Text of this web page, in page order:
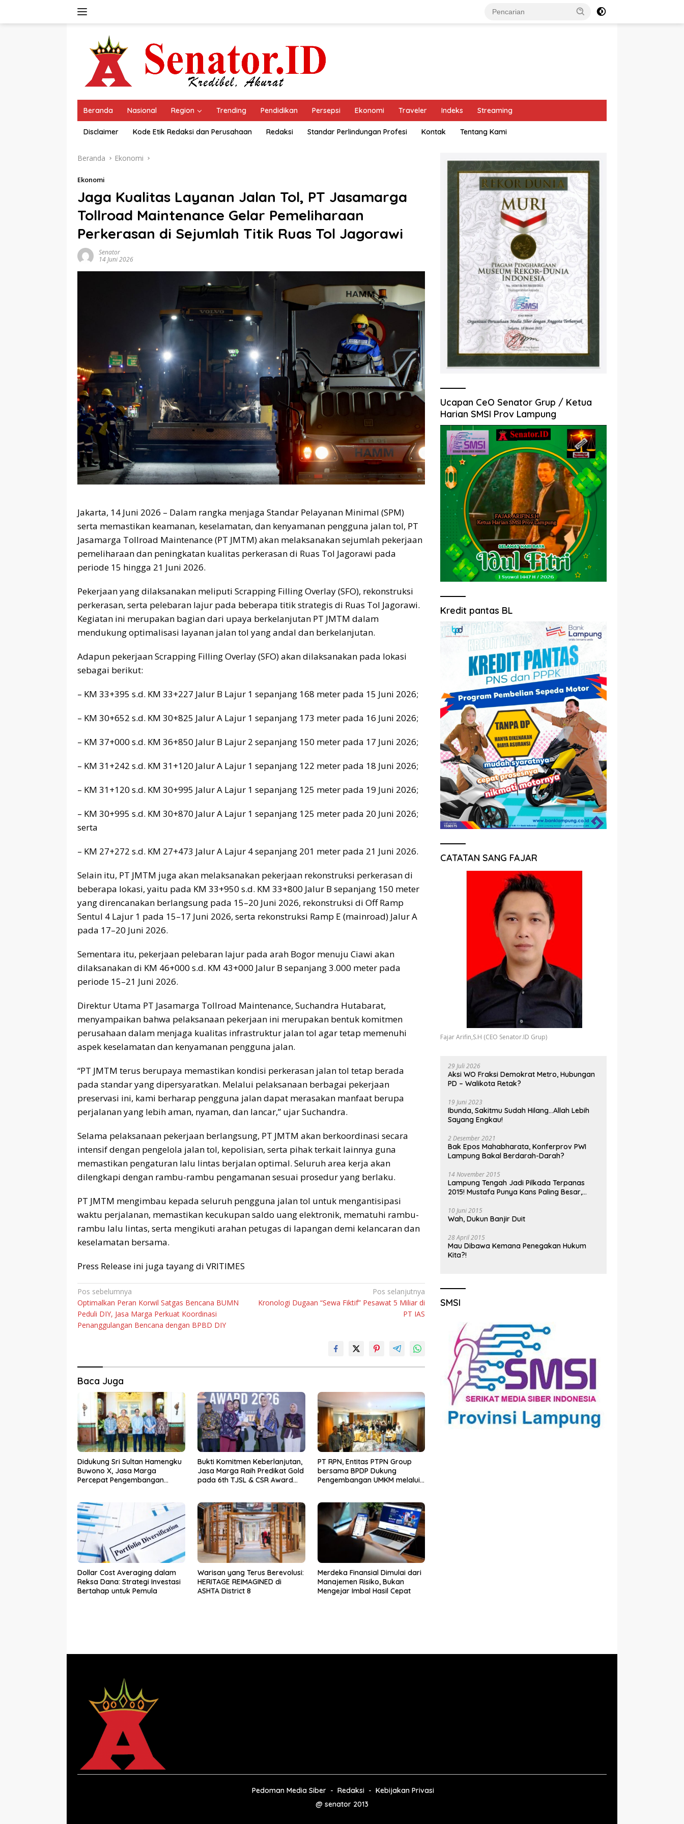
Beranda Nasional Region Trending Pendidikan Persepsi Ekonomi Traveler Indeks Streaming
Disclaimer Kode Etik Redaksi dan Perusahaan Redaksi Standar Perlindungan Profesi Kontak Tentang Kami
Beranda Ekonomi
Ekonomi
Jaga Kualitas Layanan Jalan Tol, PT Jasamarga
Tollroad Maintenance Gelar Pemeliharaan
Perkerasan di Sejumlah Titik Ruas Tol Jagorawi
Senator
14 Juni 2026
Jakarta, 14 Juni 2026 – Dalam rangka menjaga Standar Pelayanan Minimal (SPM)
serta memastikan keamanan, keselamatan, dan kenyamanan pengguna jalan tol, PT
Jasamarga Tollroad Maintenance (PT JMTM) akan melaksanakan sejumlah pekerjaan
pemeliharaan dan peningkatan kualitas perkerasan di Ruas Tol Jagorawi pada
periode 15 hingga 21 Juni 2026.
Pekerjaan yang dilaksanakan meliputi Scrapping Filling Overlay (SFO), rekonstruksi
perkerasan, serta pelebaran lajur pada beberapa titik strategis di Ruas Tol Jagorawi.
Kegiatan ini merupakan bagian dari upaya berkelanjutan PT JMTM dalam
mendukung optimalisasi layanan jalan tol yang andal dan berkelanjutan.
Adapun pekerjaan Scrapping Filling Overlay (SFO) akan dilaksanakan pada lokasi
sebagai berikut:
– KM 33+395 s.d. KM 33+227 Jalur B Lajur 1 sepanjang 168 meter pada 15 Juni 2026;
– KM 30+652 s.d. KM 30+825 Jalur A Lajur 1 sepanjang 173 meter pada 16 Juni 2026;
– KM 37+000 s.d. KM 36+850 Jalur B Lajur 2 sepanjang 150 meter pada 17 Juni 2026;
– KM 31+242 s.d. KM 31+120 Jalur A Lajur 1 sepanjang 122 meter pada 18 Juni 2026;
– KM 31+120 s.d. KM 30+995 Jalur A Lajur 1 sepanjang 125 meter pada 19 Juni 2026;
– KM 30+995 s.d. KM 30+870 Jalur A Lajur 1 sepanjang 125 meter pada 20 Juni 2026;
serta
– KM 27+272 s.d. KM 27+473 Jalur A Lajur 4 sepanjang 201 meter pada 21 Juni 2026.
Selain itu, PT JMTM juga akan melaksanakan pekerjaan rekonstruksi perkerasan di
beberapa lokasi, yaitu pada KM 33+950 s.d. KM 33+800 Jalur B sepanjang 150 meter
yang direncanakan berlangsung pada 15–20 Juni 2026, rekonstruksi di Off Ramp
Sentul 4 Lajur 1 pada 15–17 Juni 2026, serta rekonstruksi Ramp E (mainroad) Jalur A
pada 17–20 Juni 2026.
Sementara itu, pekerjaan pelebaran lajur pada arah Bogor menuju Ciawi akan
dilaksanakan di KM 46+000 s.d. KM 43+000 Jalur B sepanjang 3.000 meter pada
periode 15–21 Juni 2026.
Direktur Utama PT Jasamarga Tollroad Maintenance, Suchandra Hutabarat,
menyampaikan bahwa pelaksanaan pekerjaan ini merupakan bentuk komitmen
perusahaan dalam menjaga kualitas infrastruktur jalan tol agar tetap memenuhi
aspek keselamatan dan kenyamanan pengguna jalan.
“PT JMTM terus berupaya memastikan kondisi perkerasan jalan tol tetap berada
pada standar yang dipersyaratkan. Melalui pelaksanaan berbagai pekerjaan
preservasi ini, kami berharap pengguna jalan dapat merasakan manfaat berupa
perjalanan yang lebih aman, nyaman, dan lancar,” ujar Suchandra.
Selama pelaksanaan pekerjaan berlangsung, PT JMTM akan berkoordinasi secara
intensif dengan pengelola jalan tol, kepolisian, serta pihak terkait lainnya guna
memastikan pengaturan lalu lintas berjalan optimal. Seluruh area kerja akan
dilengkapi dengan rambu-rambu pengamanan sesuai prosedur yang berlaku.
PT JMTM mengimbau kepada seluruh pengguna jalan tol untuk mengantisipasi
waktu perjalanan, memastikan kecukupan saldo uang elektronik, mematuhi rambu-
rambu lalu lintas, serta mengikuti arahan petugas di lapangan demi kelancaran dan
keselamatan bersama.
Press Release ini juga tayang di VRITIMES
Navigasi
pos
Pos sebelumnya
Optimalkan Peran Korwil Satgas Bencana BUMN
Peduli DIY, Jasa Marga Perkuat Koordinasi
Penanggulangan Bencana dengan BPBD DIY
Pos selanjutnya
Kronologi Dugaan “Sewa Fiktif” Pesawat 5 Miliar di
PT IAS
Baca Juga
Didukung Sri Sultan Hamengku
Buwono X, Jasa Marga
Percepat Pengembangan
DIY
Bukti Komitmen Keberlanjutan,
Jasa Marga Raih Predikat Gold
pada 6th TJSL & CSR Award
PT RPN, Entitas PTPN Group
bersama BPDP Dukung
Pengembangan UMKM melalui
Dollar Cost Averaging dalam
Reksa Dana: Strategi Investasi
Bertahap untuk Pemula
Warisan yang Terus Berevolusi:
HERITAGE REIMAGINED di
ASHTA District 8
Merdeka Finansial Dimulai dari
Manajemen Risiko, Bukan
Mengejar Imbal Hasil Cepat
Ucapan CeO Senator Grup / Ketua
Harian SMSI Prov Lampung
Kredit pantas BL
CATATAN SANG FAJAR
Fajar Arifin,S.H (CEO Senator.ID Grup)
29 Juli 2026
Aksi WO Fraksi Demokrat Metro, Hubungan
PD – Walikota Retak?
19 Juni 2023
Ibunda, Sakitmu Sudah Hilang…Allah Lebih
Sayang Engkau!
2 Desember 2021
Bak Epos Mahabharata, Konferprov PWI
Lampung Bakal Berdarah-Darah?
14 November 2015
Lampung Tengah Jadi Pilkada Terpanas
2015! Mustafa Punya Kans Paling Besar,
10 Juni 2015
Wah, Dukun Banjir Duit
28 April 2015
Mau Dibawa Kemana Penegakan Hukum
Kita?!
SMSI
Pedoman Media Siber Redaksi
Kebijakan Privasi
@ senator 2013